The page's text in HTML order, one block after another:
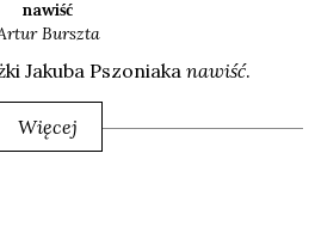
nawiść
Burszta
Jaku­ba Pszo­nia­ka nawiść.
Więcej